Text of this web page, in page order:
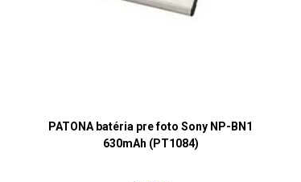
PATONA batéria pre foto Sony NP-BN1
630mAh (PT1084)